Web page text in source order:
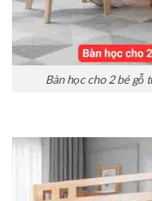
Bàn học cho 2 bé gỗ